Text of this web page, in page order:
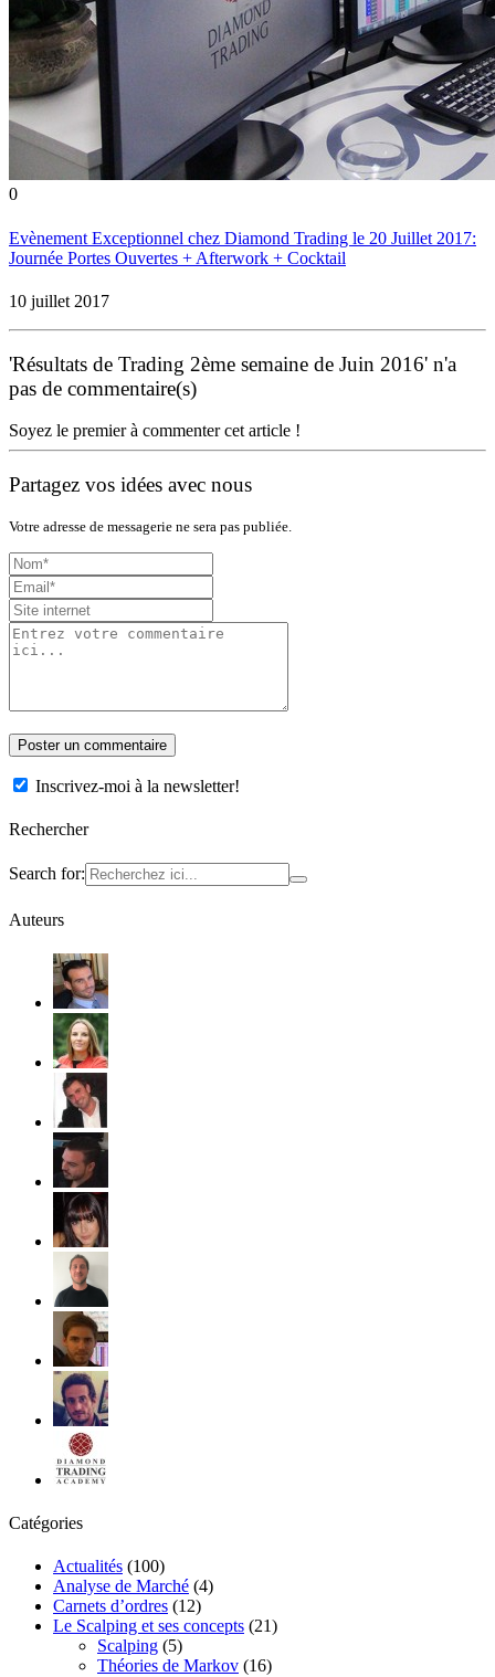
0
Evènement Exceptionnel chez Diamond Trading le 20 Juillet 2017:
Journée Portes Ouvertes + Afterwork + Cocktail
10 juillet 2017
'Résultats de Trading 2ème semaine de Juin 2016' n'a
pas de commentaire(s)
Soyez le premier à commenter cet article !
Partagez vos idées avec nous
Votre adresse de messagerie ne sera pas publiée.
Inscrivez-moi à la newsletter!
Rechercher
Search for:
Auteurs
Catégories
Actualités (100)
Analyse de Marché (4)
Carnets d’ordres (12)
Le Scalping et ses concepts (21)
Scalping (5)
Théories de Markov (16)